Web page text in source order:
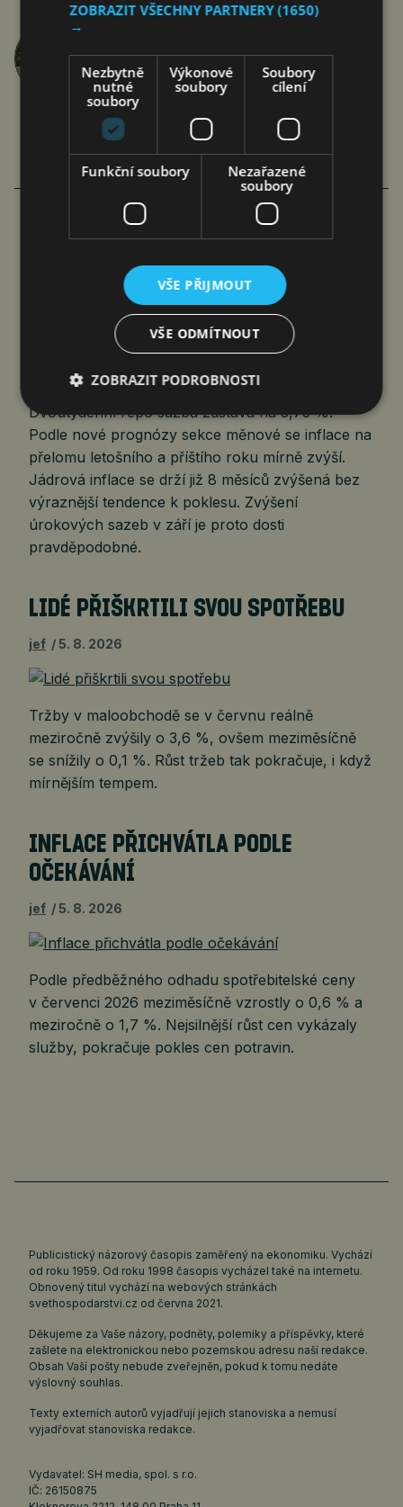
články autora >
VÍCE ČLÁNKŮ O EKONOMICE
INFLAČNÍ RIZIKA TRVAJÍ
6. 8. 2026
Dvoutýdenní repo sazba zůstává na 3,75 %.
Podle nové prognózy sekce měnové se inflace na
přelomu letošního a příštího roku mírně zvýší.
Jádrová inflace se drží již 8 měsíců zvýšená bez
výraznější tendence k poklesu. Zvýšení
úrokových sazeb v září je proto dosti
pravděpodobné.
LIDÉ PŘIŠKRTILI SVOU SPOTŘEBU
jef 5. 8. 2026
Tržby v maloobchodě se v červnu reálně
meziročně zvýšily o 3,6 %, ovšem meziměsíčně
se snížily o 0,1 %. Růst tržeb tak pokračuje, i když
mírnějším tempem.
INFLACE PŘICHVÁTLA PODLE
OČEKÁVÁNÍ
jef 5. 8. 2026
Podle předběžného odhadu spotřebitelské ceny
v červenci 2026 meziměsíčně vzrostly o 0,6 % a
meziročně o 1,7 %. Nejsilnější růst cen vykázaly
služby, pokračuje pokles cen potravin.
Publicistický názorový časopis zaměřený na ekonomiku. Vychází
od roku 1959. Od roku 1998 časopis vycházel také na internetu.
Obnovený titul vychází na webových stránkách
svethospodarstvi.cz od června 2021.
Děkujeme za Vaše názory, podněty, polemiky a příspěvky, které
zašlete na elektronickou nebo pozemskou adresu naší redakce.
Obsah Vaší pošty nebude zveřejněn, pokud k tomu nedáte
výslovný souhlas.
Texty externích autorů vyjadřují jejich stanoviska a nemusí
vyjadřovat stanoviska redakce.
Vydavatel: SH media, spol. s r.o.
IČ: 26150875
ZOBRAZIT VŠECHNY PARTNERY(1650)
→
Nezbytně
nutné
soubory
Výkonové
soubory
Soubory
cílení
Funkční soubory
Nezařazené
soubory
VŠE PŘIJMOUT
VŠE ODMÍTNOUT
ZOBRAZIT PODROBNOSTI